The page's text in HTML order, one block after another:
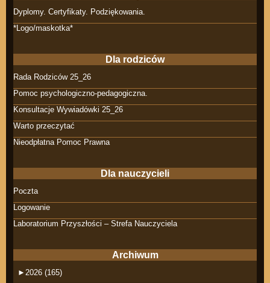
Dyplomy. Certyfikaty. Podziękowania.
*Logo/maskotka*
Dla rodziców
Rada Rodziców 25_26
Pomoc psychologiczno-pedagogiczna.
Konsultacje Wywiadówki 25_26
Warto przeczytać
Nieodpłatna Pomoc Prawna
Dla nauczycieli
Poczta
Logowanie
Laboratorium Przyszłości – Strefa Nauczyciela
Archiwum
► 2026 (165)